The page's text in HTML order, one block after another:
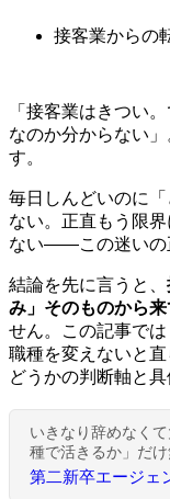
接客業からの
「接客業はきつい
なのか分からない
す。
毎日しんどいのに
ない。正直もう限
ない——この迷いの
結論を先に言うと、
み」そのものから
せん。この記事で
職種を変えないと
どうかの判断軸と
いきなり辞めなく
種で活きるか」だ
第二新卒エージェ